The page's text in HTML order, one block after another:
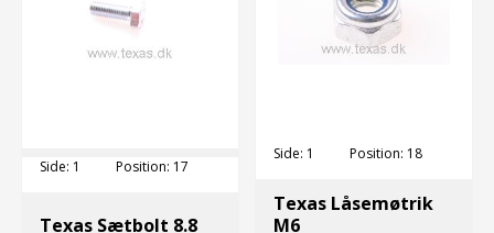
Side: 1 Position: 17
Texas Sætbolt 8.8
Side: 1 Position: 18
Texas Låsemøtrik
M6